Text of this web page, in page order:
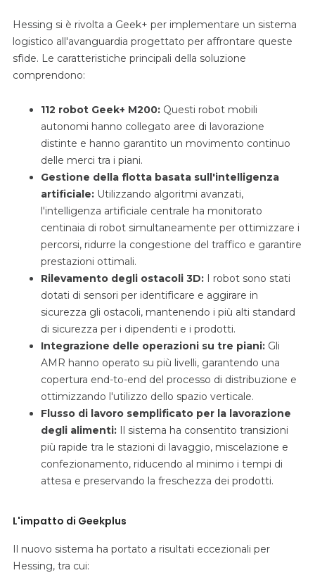
Hessing si è rivolta a Geek+ per implementare un sistema
logistico all'avanguardia progettato per affrontare queste
sfide. Le caratteristiche principali della soluzione
comprendono:
112 robot Geek+ M200: Questi robot mobili
autonomi hanno collegato aree di lavorazione
distinte e hanno garantito un movimento continuo
delle merci tra i piani.
Gestione della flotta basata sull'intelligenza
artificiale: Utilizzando algoritmi avanzati,
l'intelligenza artificiale centrale ha monitorato
centinaia di robot simultaneamente per ottimizzare i
percorsi, ridurre la congestione del traffico e garantire
prestazioni ottimali.
Rilevamento degli ostacoli 3D: I robot sono stati
dotati di sensori per identificare e aggirare in
sicurezza gli ostacoli, mantenendo i più alti standard
di sicurezza per i dipendenti e i prodotti.
Integrazione delle operazioni su tre piani: Gli
AMR hanno operato su più livelli, garantendo una
copertura end-to-end del processo di distribuzione e
ottimizzando l'utilizzo dello spazio verticale.
Flusso di lavoro semplificato per la lavorazione
degli alimenti: Il sistema ha consentito transizioni
più rapide tra le stazioni di lavaggio, miscelazione e
confezionamento, riducendo al minimo i tempi di
attesa e preservando la freschezza dei prodotti.
L'impatto di Geekplus
Il nuovo sistema ha portato a risultati eccezionali per
Hessing, tra cui: